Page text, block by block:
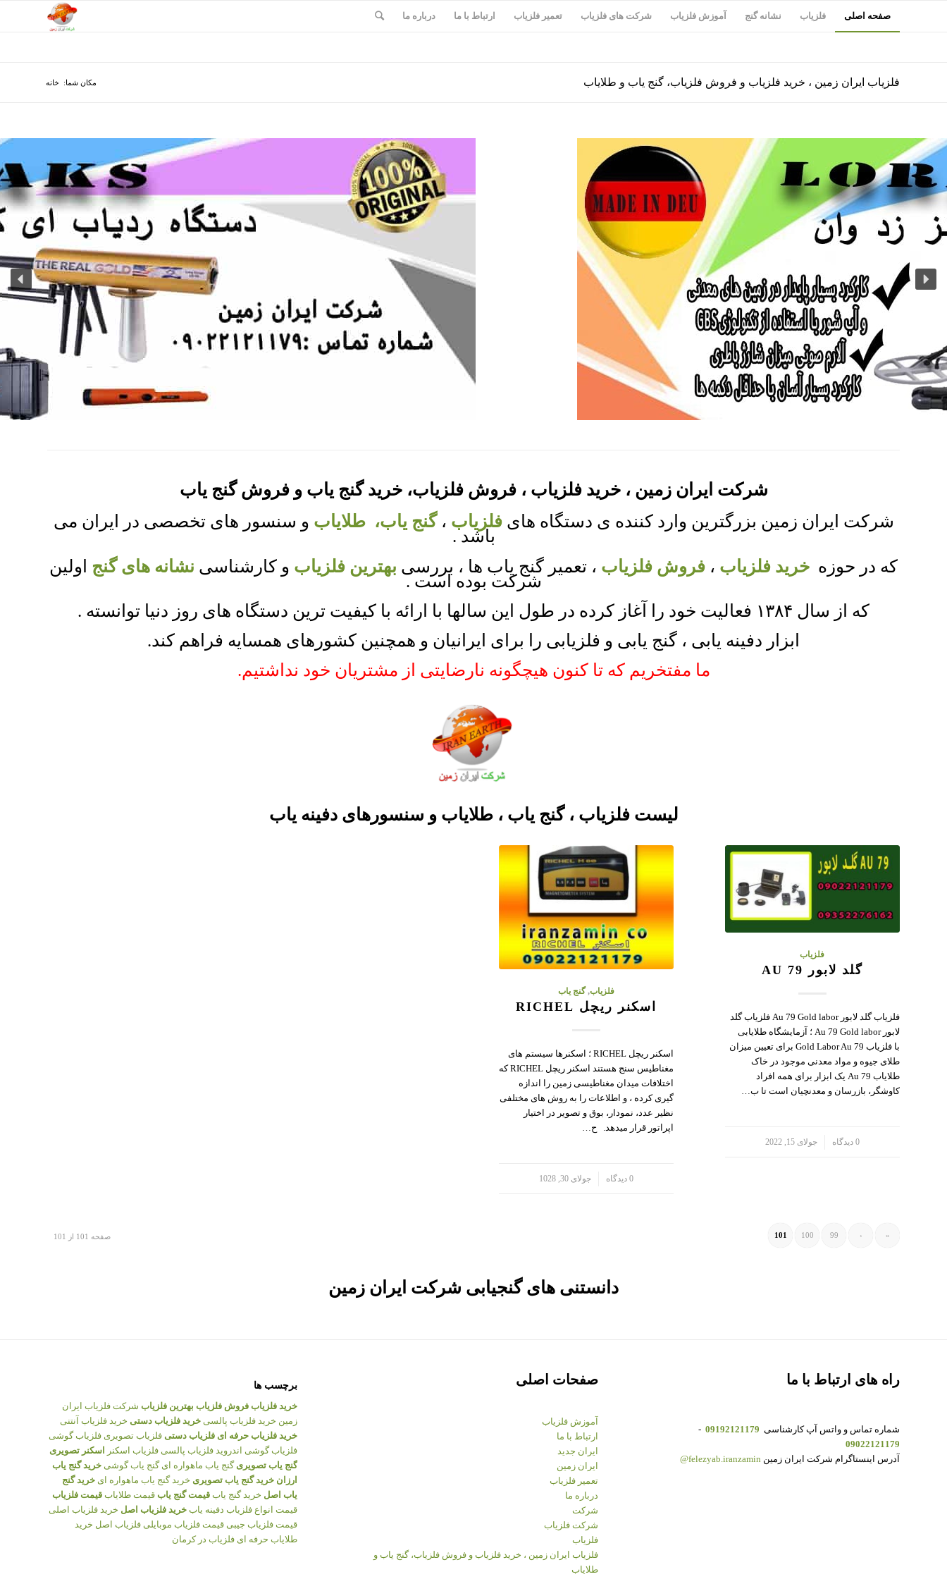
صفحه اصلی فلزیاب نشانه گنج آموزش فلزیاب شرکت های فلزیاب تعمیر فلزیاب ارتباط با ما درباره ما
فلزیاب ایران زمین ، خرید فلزیاب و فروش فلزیاب، گنج یاب و طلایاب مکان شما: خانه
شرکت ایران زمین ، خرید فلزیاب ، فروش فلزیاب، خرید گنج یاب و فروش گنج یاب
شرکت ایران زمین بزرگترین وارد کننده ی دستگاه هایفلزیاب ،گنج یاب، طلایاب و سنسور های تخصصی در ایران می
باشد .
که در حوزه خرید فلزیاب ، فروش فلزیاب ، تعمیر گنج یاب ها ، بررسی بهترین فلزیاب و کارشناسی نشانه های گنج اولین
شرکت بوده است .
که از سال ۱۳۸۴ فعالیت خود را آغاز کرده در طول این سالها با ارائه با کیفیت ترین دستگاه های روز دنیا توانسته .
ابزار دفینه یابی ، گنج یابی و فلزیابی را برای ایرانیان و همچنین کشورهای همسایه فراهم کند.
ما مفتخریم که تا کنون هیچگونه نارضایتی از مشتریان خود نداشتیم.
لیست فلزیاب ، گنج یاب ، طلایاب و سنسورهای دفینه یاب
فلزیاب
گلد لابور AU 79
فلزیاب گلد لابور Au 79 Gold labor فلزیاب گلد
لابور Au 79 Gold labor ؛ آزمایشگاه طلایابی
با فلزیاب Gold Labor Au 79 برای تعیین میزان
طلای جیوه و مواد معدنی موجود در خاک
طلایاب Au 79 یک ابزار برای همه افراد
کاوشگر، بازرسان و معدنچیان است تا ب…
0 دیدگاه جولای 15, 2022
فلزیاب, گنج یاب
اسکنر ریچل RICHEL
اسکنر ریچل RICHEL ؛ اسکنرها سیستم های
مغناطیس سنج هستند اسکنر ریچل RICHEL که
اختلافات میدان مغناطیسی زمین را اندازه
گیری کرده ، و اطلاعات را به روش های مختلفی
نظیر عدد، نمودار، بوق و تصویر در اختیار
اپراتور قرار میدهد. ح…
0 دیدگاه جولای 30, 1028
صفحه 101 از 101 «
‹
99
100
101
دانستنی های گنجیابی شرکت ایران زمین
راه های ارتباط با ما
شماره تماس و واتس آپ کارشناسی 09192121179
-
09022121179
آدرس اینستاگرام شرکت ایران زمین felezyab.iranzamin@
صفحات اصلی
آموزش فلزیاب
ارتباط با ما
ایران جدید
ایران زمین
تعمیر فلزیاب
درباره ما
شرکت
شرکت فلزیاب
فلزیاب
فلزیاب ایران زمین ، خرید فلزیاب و فروش فلزیاب، گنج یاب و
طلایاب
برچسب ها
خرید فلزیاب فروش فلزیاب بهترین فلزیاب شرکت فلزیاب ایران
زمین خرید فلزیاب پالسی خرید فلزیاب دستی خرید فلزیاب آنتنی
خرید فلزیاب حرفه ای فلزیاب دستی فلزیاب تصویری فلزیاب گوشی
فلزیاب گوشی اندروید فلزیاب پالسی فلزیاب اسکنر
اسکنر تصویری
گنج یاب تصویری گنج یاب ماهواره ای گنج یاب گوشی خرید گنج یاب
ارزان خرید گنج یاب تصویری خرید گنج یاب ماهواره ای خرید گنج
یاب اصل خرید گنج یاب قیمت گنج یاب قیمت طلایاب قیمت فلزیاب
قیمت انواع فلزیاب دفینه یاب خرید فلزیاب اصل خرید فلزیاب اصلی
قیمت فلزیاب جیبی قیمت فلزیاب موبایلی فلزیاب اصل خرید
طلایاب حرفه ای فلزیاب در کرمان